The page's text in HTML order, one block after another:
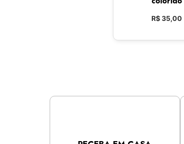
R$35,00